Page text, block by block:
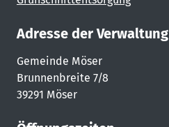
Adresse der Verwaltung
Gemeinde Möser
Brunnenbreite 7/8
39291 Möser